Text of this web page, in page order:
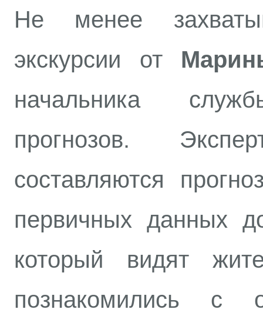
Не менее
экскурсии от
начальника
прогнозов.
составляются
первичных данных
который видят
познакомились с